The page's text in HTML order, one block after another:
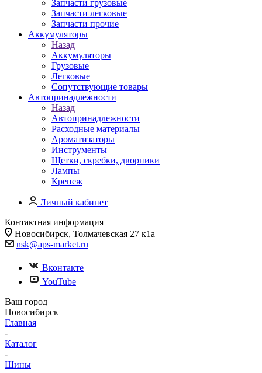
Запчасти грузовые
Запчасти легковые
Запчасти прочие
Аккумуляторы
Назад
Аккумуляторы
Грузовые
Легковые
Сопутствующие товары
Автопринадлежности
Назад
Автопринадлежности
Расходные материалы
Ароматизаторы
Инструменты
Щетки, скребки, дворники
Лампы
Крепеж
Личный кабинет
Контактная информация
Новосибирск, Толмачевская 27 к1а
nsk@aps-market.ru
Вконтакте
YouTube
Ваш город
Новосибирск
Главная
-
Каталог
-
Шины